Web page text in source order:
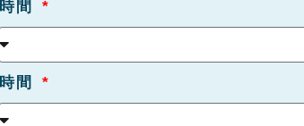
時間
時間